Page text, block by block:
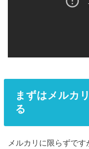
まずはメルカ
る
メルカリに限らずで